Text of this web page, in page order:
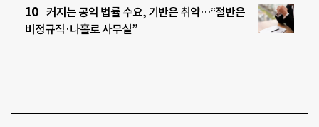
커지는 공익 법률 수요, 기반은 취약…“절반은
비정규직·나홀로 사무실”